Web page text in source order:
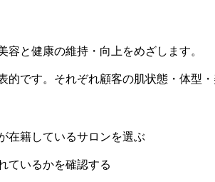
と健康の維持・向上をめざします。
です。それぞれ顧客の肌状態・体型
在籍しているサロンを選ぶ
ているかを確認する